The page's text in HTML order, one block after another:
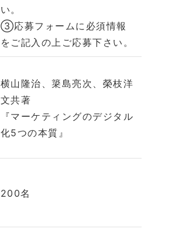
い。
③応募フォームに必須情報
をご記入の上ご応募下さい。
横山隆治、簗島亮次、榮枝洋
文共著
『マーケティングのデジタル
化5つの本質』
200名